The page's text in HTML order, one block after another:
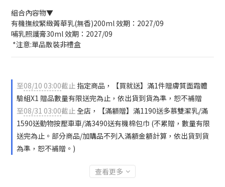
組合內容物▼
有機撫紋緊緻菁華乳(無香)200ml 效期：2027/09
哺乳照護膏30ml 效期：2027/09
*注意:單品散裝非禮盒
至08/10 03:00截止 指定商品，【買就送】滿1件贈膚質面霜體
驗組X1 贈品數量有限送完為止，依出貨到貨為準，恕不補贈
至08/31 03:00截止全店，【滿額贈】滿1190送多慕雙潔乳/滿
1590送動物按壓車車/滿3490送有機棉包巾 (不累贈，數量有限
送完為止。部分商品/加購品不列入滿額金額計算，依出貨到貨
為準，恕不補贈。)
查看更多